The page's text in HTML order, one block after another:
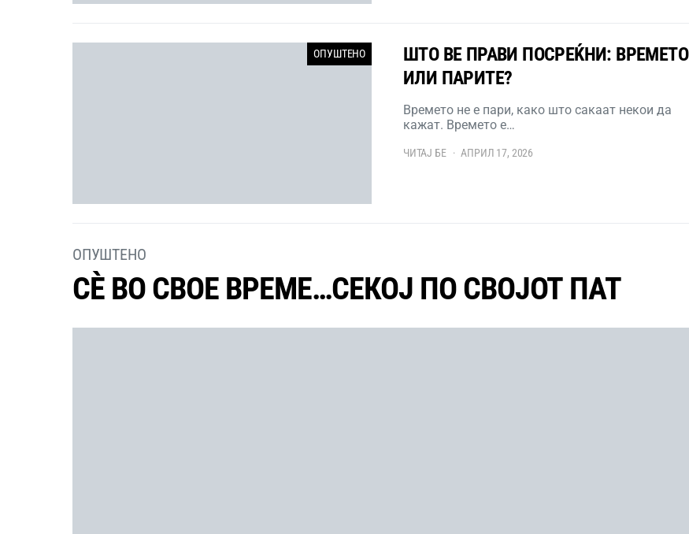
ОПУШТЕНО
ШТО ВЕ ПРАВИ ПОСРЕЌНИ: ВРЕМЕТО
ИЛИ ПАРИТЕ?
Времето не е пари, како што сакаат некои да
кажат. Времето е…
ЧИТАЈ БЕ АПРИЛ 17, 2026
ОПУШТЕНО
СÈ ВО СВОЕ ВРЕМЕ…СЕКОЈ ПО СВОЈОТ ПАТ